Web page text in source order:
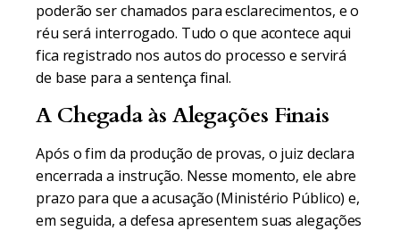
poderão ser chamados para esclarecimentos, e o
réu será interrogado. Tudo o que acontece aqui
fica registrado nos autos do processo e servirá
de base para a sentença final.
A Chegada às Alegações Finais
Após o fim da produção de provas, o juiz declara
encerrada a instrução. Nesse momento, ele abre
prazo para que a acusação (Ministério Público) e,
em seguida, a defesa apresentem suas alegações